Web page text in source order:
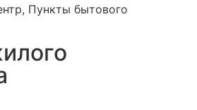
Пункты бытового